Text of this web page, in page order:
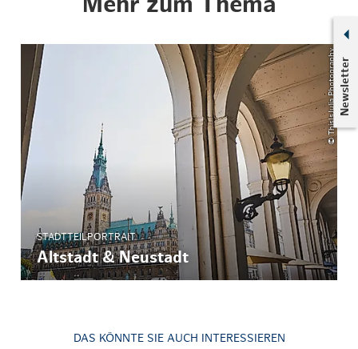
Newsletter
© ThisIsJulia Photography
STADTTEILPORTRAIT
Altstadt & Neustadt
DAS KÖNNTE SIE AUCH INTERESSIEREN